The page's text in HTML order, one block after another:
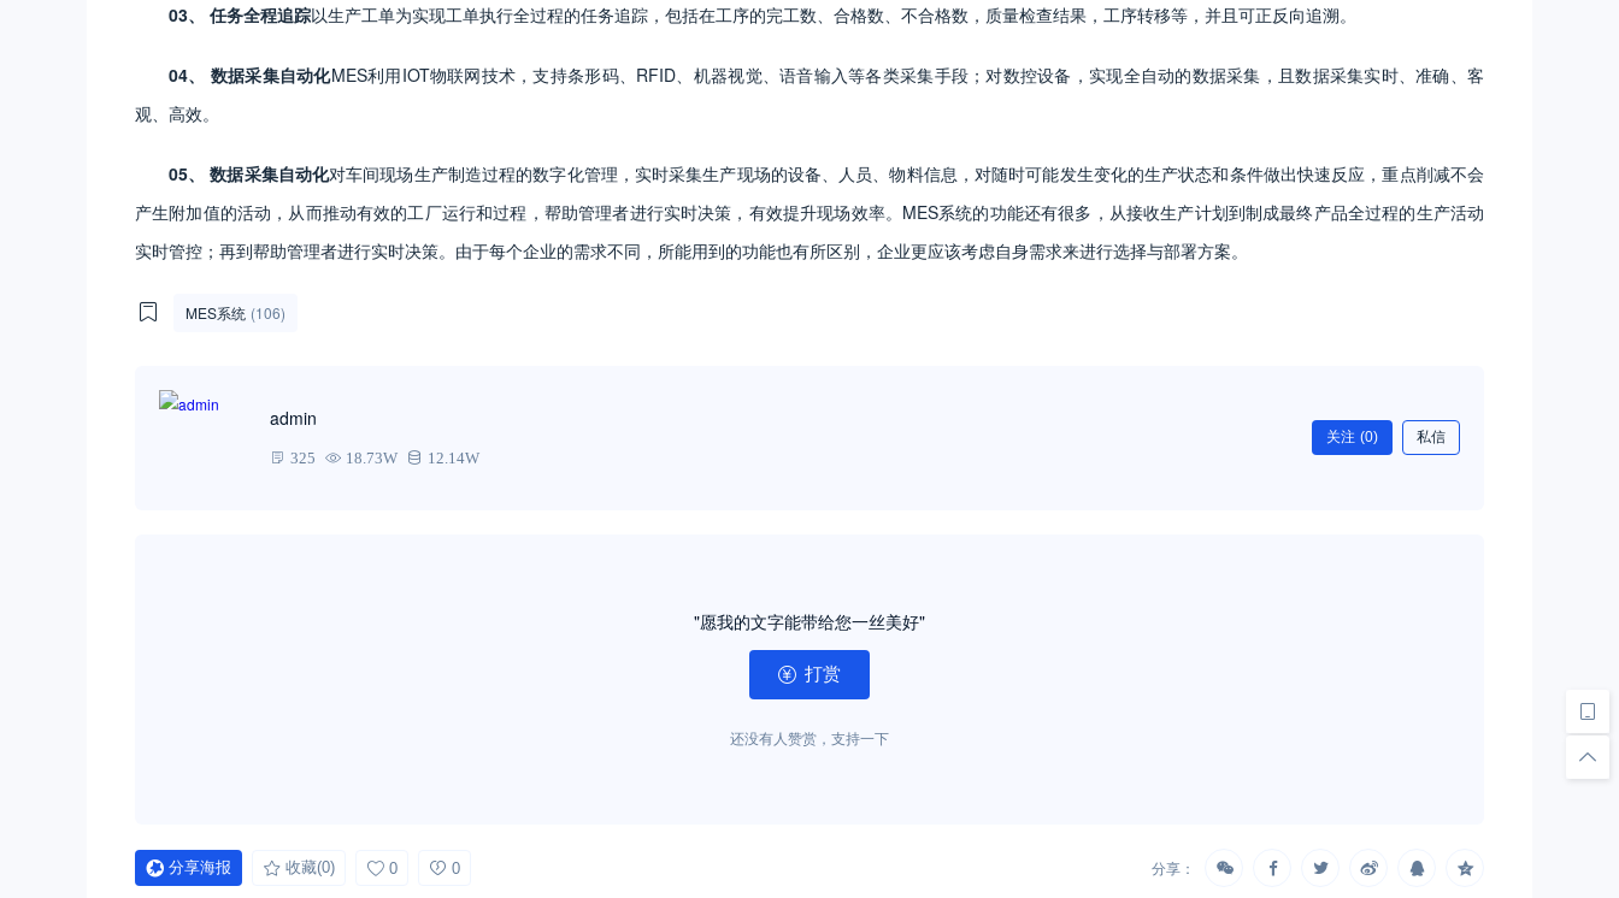
03、 任务全程追踪以生产工单为实现工单执行全过程的任务追踪，包括在工序的完工数、合格数、不合格数，质量检查结果，工序转移等，并且可正反向追溯。
04、 数据采集自动化MES利用IOT物联网技术，支持条形码、RFID、机器视觉、语音输入等各类采集手段；对数控设备，实现全自动的数据采集，且数据采集实时、准确、客
观、高效。
05、 数据采集自动化对车间现场生产制造过程的数字化管理，实时采集生产现场的设备、人员、物料信息，对随时可能发生变化的生产状态和条件做出快速反应，重点削减不会
产生附加值的活动，从而推动有效的工厂运行和过程，帮助管理者进行实时决策，有效提升现场效率。MES系统的功能还有很多，从接收生产计划到制成最终产品全过程的生产活动
实时管控；再到帮助管理者进行实时决策。由于每个企业的需求不同，所能用到的功能也有所区别，企业更应该考虑自身需求来进行选择与部署方案。
MES系统 (106)
admin
325 18.73W 12.14W
关注 (0) 私信
"愿我的文字能带给您一丝美好"
打赏
还没有人赞赏，支持一下
分享海报 收藏(0) 0 0 分享：